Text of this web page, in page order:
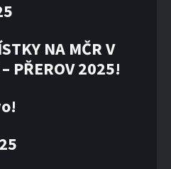
NA MČR V
PŘEROV 2025!